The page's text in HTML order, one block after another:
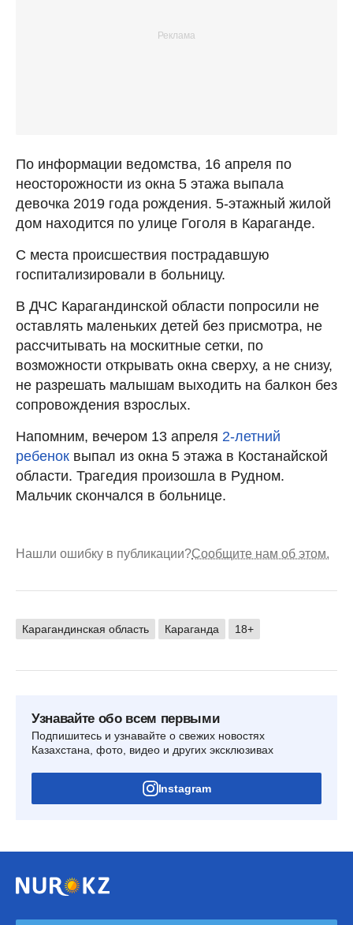
По информации ведомства, 16 апреля по
неосторожности из окна 5 этажа выпала
девочка 2019 года рождения. 5-этажный жилой
дом находится по улице Гоголя в Караганде.
С места происшествия пострадавшую
госпитализировали в больницу.
В ДЧС Карагандинской области попросили не
оставлять маленьких детей без присмотра, не
рассчитывать на москитные сетки, по
возможности открывать окна сверху, а не снизу,
не разрешать малышам выходить на балкон без
сопровождения взрослых.
Напомним, вечером 13 апреля 2-летний
ребенок выпал из окна 5 этажа в Костанайской
области. Трагедия произошла в Рудном.
Мальчик скончался в больнице.
Нашли ошибку в публикации?Сообщите нам об этом.
Карагандинская область Караганда 18+
Узнавайте обо всем первыми
Подпишитесь и узнавайте о свежих новостях
Казахстана, фото, видео и других эксклюзивах
Instagram